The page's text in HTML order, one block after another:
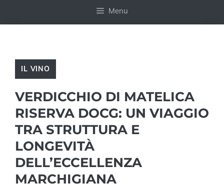
Menu
IL VINO
VERDICCHIO DI MATELICA
RISERVA DOCG: UN VIAGGIO
TRA STRUTTURA E
LONGEVITÀ
DELL’ECCELLENZA
MARCHIGIANA